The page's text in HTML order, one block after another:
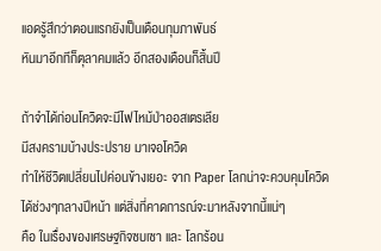
แอดรู้สึกว่าตอนแรกยังเป็นเดือนกุมภาพันธ์
หันมาอีกทีก็ตุลาคมแล้ว อีกสองเดือนก็สิ้นปี
ถ้าจำได้ก่อนโควิดจะมีไฟไหม้ป่าออสเตรเลีย
มีสงครามบ้างประปราย มาเจอโควิด
ทำให้ชีวิตเปลี่ยนไปค่อนข้างเยอะ จาก Paper โลกน่าจะควบคุมโควิด
ได้ช่วงๆกลางปีหน้า แต่สิ่งที่คาดการณ์จะมาหลังจากนี้แน่ๆ
คือ ในเรื่องของเศรษฐกิจซบเซา และ โลกร้อน